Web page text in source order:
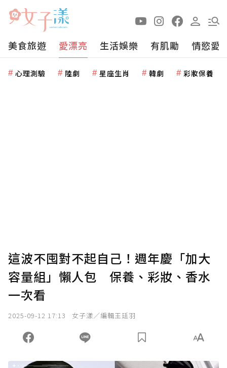
美食旅遊 愛漂亮 生活娛樂 有肌勵 情慾愛
心理測驗 陸劇 星座生肖 韓劇 彩妝保養
這波不囤對不起自己！週年慶「加大
容量組」懶人包 保養、彩妝、香水
一次看
2025-09-12 17:13 女子漾／編輯王廷羽